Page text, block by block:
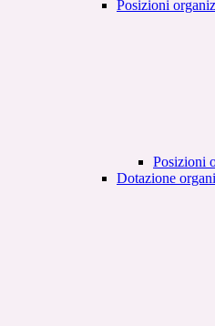
Posizioni
Posizioni
Dotazione